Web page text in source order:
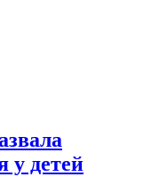
у детей